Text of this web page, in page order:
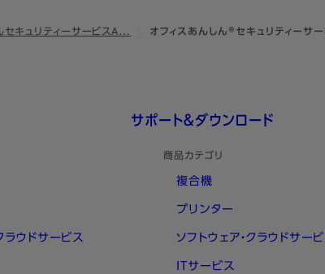
セキュリティーサービスA… オフィスあんしん®セキュリティーサ
ラウドサービス
サポート＆ダウンロード
商品カテゴリ
複合機
プリンター
ソフトウェア・クラウドサー
ITサービス